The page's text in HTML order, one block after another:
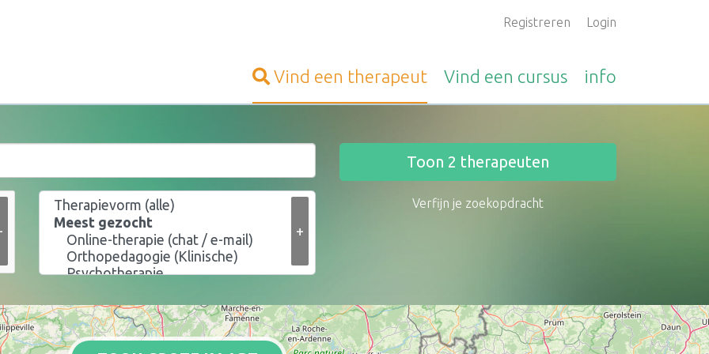
Registreren Login
Vind een therapeut Vind een cursus info
+
Toon 2 therapeuten
Verfijn je zoekopdracht